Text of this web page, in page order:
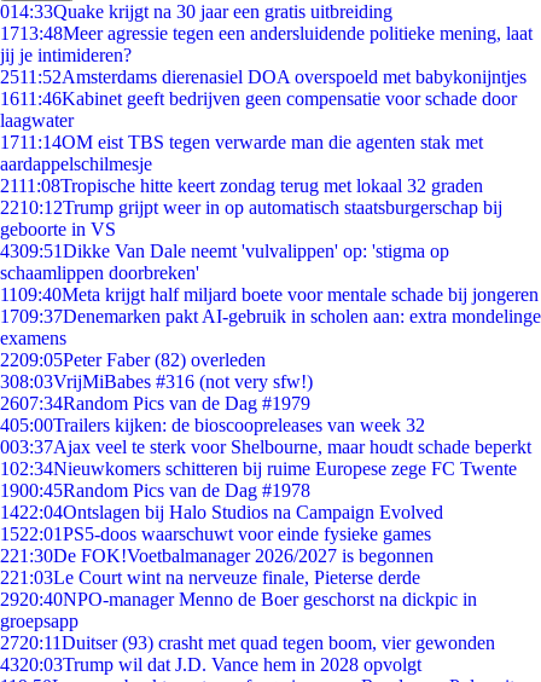
014:33Quake krijgt na 30 jaar een gratis uitbreiding
1713:48Meer agressie tegen een andersluidende politieke mening, laat
jij je intimideren?
2511:52Amsterdams dierenasiel DOA overspoeld met babykonijntjes
1611:46Kabinet geeft bedrijven geen compensatie voor schade door
laagwater
1711:14OM eist TBS tegen verwarde man die agenten stak met
aardappelschilmesje
2111:08Tropische hitte keert zondag terug met lokaal 32 graden
2210:12Trump grijpt weer in op automatisch staatsburgerschap bij
geboorte in VS
4309:51Dikke Van Dale neemt 'vulvalippen' op: 'stigma op
schaamlippen doorbreken'
1109:40Meta krijgt half miljard boete voor mentale schade bij jongeren
1709:37Denemarken pakt AI-gebruik in scholen aan: extra mondelinge
examens
2209:05Peter Faber (82) overleden
308:03VrijMiBabes #316 (not very sfw!)
2607:34Random Pics van de Dag #1979
405:00Trailers kijken: de bioscoopreleases van week 32
003:37Ajax veel te sterk voor Shelbourne, maar houdt schade beperkt
102:34Nieuwkomers schitteren bij ruime Europese zege FC Twente
1900:45Random Pics van de Dag #1978
1422:04Ontslagen bij Halo Studios na Campaign Evolved
1522:01PS5-doos waarschuwt voor einde fysieke games
221:30De FOK!Voetbalmanager 2026/2027 is begonnen
221:03Le Court wint na nerveuze finale, Pieterse derde
2920:40NPO-manager Menno de Boer geschorst na dickpic in
groepsapp
2720:11Duitser (93) crasht met quad tegen boom, vier gewonden
4320:03Trump wil dat J.D. Vance hem in 2028 opvolgt